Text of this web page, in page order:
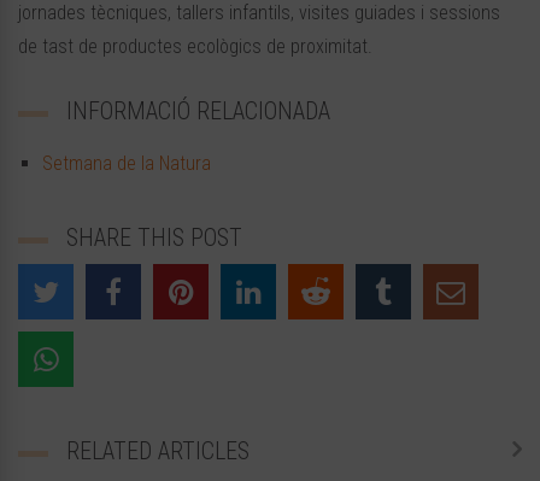
jornades tècniques, tallers infantils, visites guiades i sessions
de tast de productes ecològics de proximitat.
INFORMACIÓ RELACIONADA
Setmana de la Natura
SHARE THIS POST
RELATED ARTICLES